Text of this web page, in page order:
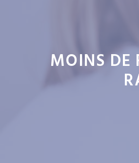
MOINS DE